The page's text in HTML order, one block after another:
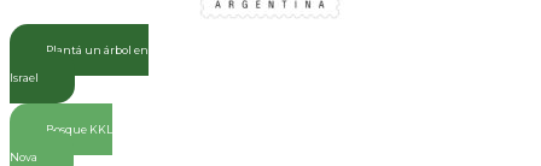
Plantá un árbol en
Israel
Bosque KKL
Nova